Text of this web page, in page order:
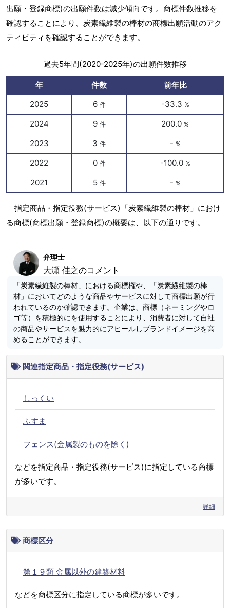
出願・登録商標)の出願件数は減少傾向です。商標件数推移を
確認することにより、炭素繊維製の棒材の商標出願活動のアク
ティビティを確認することができます。
過去5年間(2020-2025年)の出願件数推移
年 件数
前年比
2025
6 件 -33.3 %
2024 9 件 200.0 %
2023 3 件 - %
2022 0 件 -100.0 %
2021 5 件 - %
指定商品・指定役務(サービス)「炭素繊維製の棒材」におけ
る商標(商標出願・登録商標)の概要は、以下の通りです。
弁理士
大瀬 佳之のコメント
「炭素繊維製の棒材」における商標権や、「炭素繊維製の棒
材」においてどのような商品やサービスに対して商標出願が行
われているのか確認できます。企業は、商標（ネーミングやロ
ゴ等）を積極的にを使用することにより、消費者に対して自社
の商品やサービスを魅力的にアピールしブランドイメージを高
めることができます。
関連指定商品・指定役務(サービス)
しっくい
ふすま
フェンス(金属製のものを除く)
などを指定商品・指定役務(サービス)に指定している商標
が多いです。
詳細
商標区分
第１９類 金属以外の建築材料
などを商標区分に指定している商標が多いです。